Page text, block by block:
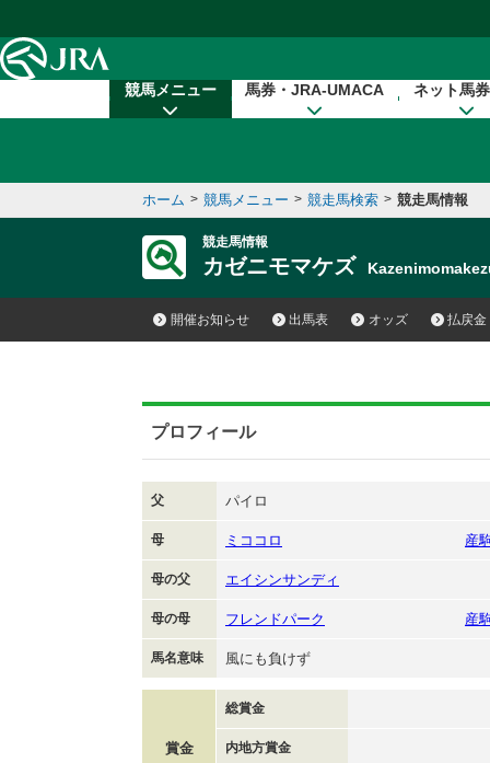
競馬メニュー 馬券・JRA-UMACA ネット馬
ホーム > 競馬メニュー > 競走馬検索 > 競走馬情報
競走馬情報
カゼニモマケズ
開催お知らせ 出馬表 オッズ 払戻金
プロフィール
父 パイロ
母 ミココロ 産
母の父 エイシンサンディ
母の母 フレンドパーク 産
馬名意味 風にも負けず
賞金
総賞金
内地方賞金